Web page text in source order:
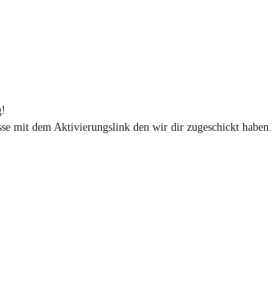
mit dem Aktivierungslink den wir dir zugeschickt haben.